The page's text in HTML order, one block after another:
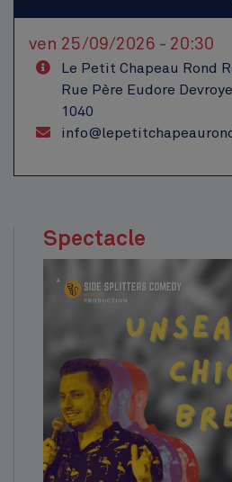
ven 25/09/2026 - 20:30
Le Petit Chapeau Rond
Rue Père Eudore
1040
Spectacle